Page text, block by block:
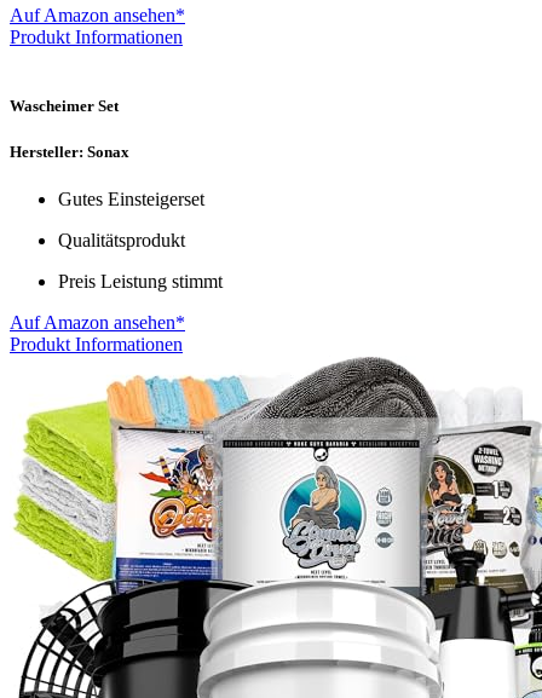
Auf Amazon ansehen*
Produkt Informationen
Wascheimer Set
Hersteller: Sonax
Gutes Einsteigerset
Qualitätsprodukt
Preis Leistung stimmt
Auf Amazon ansehen*
Produkt Informationen